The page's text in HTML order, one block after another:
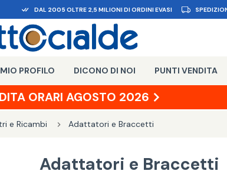
DAL 2005 OLTRE 2,5 MILIONI DI ORDINI EVASI
PROFILO DICONO DI NOI PUNTI VENDITA
ORARI AGOSTO 2026
e Ricambi Adattatori e Braccetti
Adattatori e Braccetti